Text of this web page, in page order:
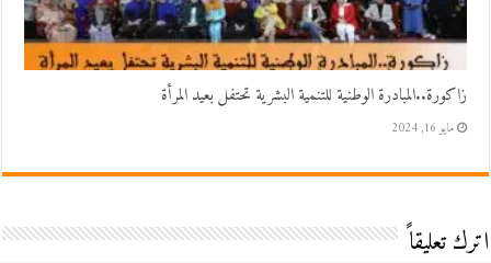
زاكورة..المبادرة الوطنية للتنمية البشرية تحتفل بعيد المرأة
مايو 16, 2024
اترك تعليقاً